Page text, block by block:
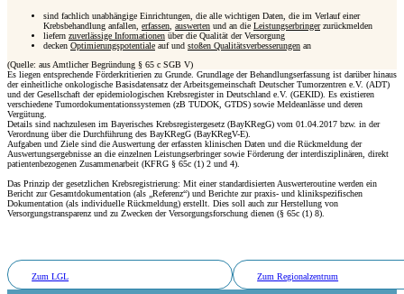
sind fachlich unabhängige Einrichtungen, die alle wichtigen Daten, die im Verlauf einer
Krebsbehandlung anfallen, erfassen auswerten und an die Leistungserbringerzurückmelden
liefern zuverlässige Informationen über die Qualität der Versorgung
decken Optimierungspotentiale auf und stoßen Qualitätsverbesserungen an
(Quelle: aus Amtlicher Begründung § 65 c SGB V)
Es liegen entsprechende Förderkritierien zu Grunde. Grundlage der Behandlungserfassung ist darüber hinaus
der einheitliche onkologische Basisdatensatz der Arbeitsgemeinschaft Deutscher Tumorzentren e.V. (ADT)
und der Gesellschaft der epidemiologischen Krebsregister in Deutschland e.V. (GEKID). Es existieren
verschiedene Tumordokumentationssystemen (zB TUDOK, GTDS) sowie Meldeanlässe und deren
Vergütung.
Details sind nachzulesen im Bayerisches Krebsregistergesetz (BayKRegG) vom 01.04.2017 bzw. in der
Verordnung über die Durchführung des BayKRegG (BayKRegV-E).
Aufgaben und Ziele sind die Auswertung der erfassten klinischen Daten und die Rückmeldung der
Auswertungsergebnisse an die einzelnen Leistungserbringer sowie Förderung der interdisziplinären, direkt
patientenbezogenen Zusammenarbeit (KFRG § 65c (1) 2 und 4).
Das Prinzip der gesetzlichen Krebsregistrierung: Mit einer standardisierten Auswerteroutine werden ein
Bericht zur Gesamtdokumentation (als „Referenz“) und Berichte zur praxis- und klinikspezifischen
Dokumentation (als individuelle Rückmeldung) erstellt. Dies soll auch zur Herstellung von
Versorgungstransparenz und zu Zwecken der Versorgungsforschung dienen (§ 65c (1) 8).
Zum LGL Zum Regionalzentrum